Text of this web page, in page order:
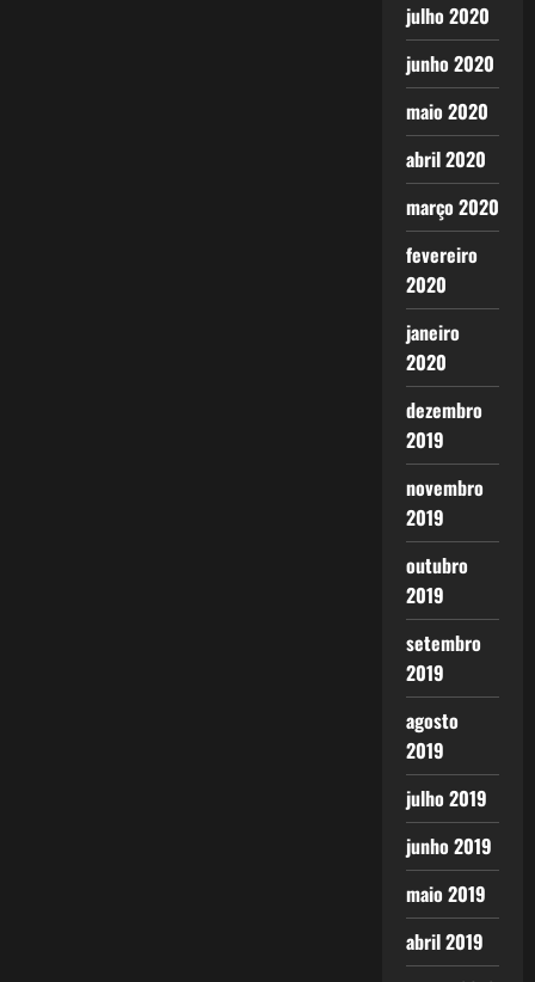
julho 2020
junho 2020
maio 2020
abril 2020
março 2020
fevereiro
2020
janeiro
2020
dezembro
2019
novembro
2019
outubro
2019
setembro
2019
agosto
2019
julho 2019
junho 2019
maio 2019
abril 2019